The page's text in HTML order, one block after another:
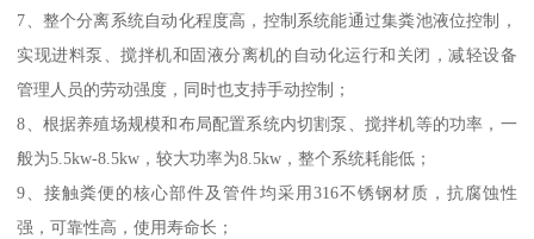
7、整个分离系统自动化程度高，控制系统能通过集粪池液位控制，
实现进料泵、搅拌机和固液分离机的自动化运行和关闭，减轻设备
管理人员的劳动强度，同时也支持手动控制；
8、根据养殖场规模和布局配置系统内切割泵、搅拌机等的功率，一
般为5.5kw-8.5kw，较大功率为8.5kw，整个系统耗能低；
9、接触粪便的核心部件及管件均采用316不锈钢材质，抗腐蚀性
强，可靠性高，使用寿命长；